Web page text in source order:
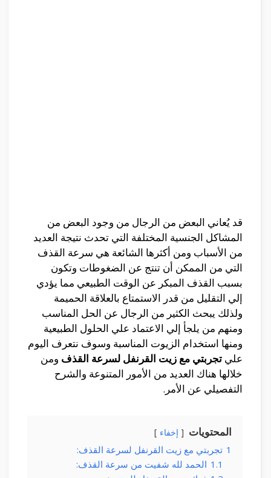
قد يُعاني البعض من الرجال من وجود البعض من
المشاكل الجنسية المختلفة التي تحدث نتيجة العديد
من الأسباب ومن أكثرها الشائعة هي سرعة القذف
التي من الممكن أن تنتج عن الضغوطات وتكون
بسبب القذف المبكر عن الوقت الطبيعي مما يؤدي
إلي التقليل من قدر الاستمتاع بالعلاقة الحميمة
ولذلك يبحث الكثير من الرجال عن الحل المناسب
ومنهم من يلجأ إلي الاعتماد علي الحلول الطبيعية
ومنها استخدام الزيوت المناسبة وسوف نتعرف اليوم
علي تجربتي مع زيت القرنفل لسرعة القذف ومن
خلالها هناك العديد من الأمور المتنوعة والشرح
التفصيلي عن الأمر.
المحتويات إخفاء
1 تجربتي مع زيت القرنفل لسرعة القذف:
1.1 الحمد لله شفيت من سرعة القذف: